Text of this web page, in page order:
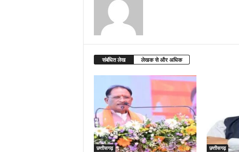
संबंधित लेख लेखक से और अधिक
छत्तीसगढ़ छत्तीसगढ़